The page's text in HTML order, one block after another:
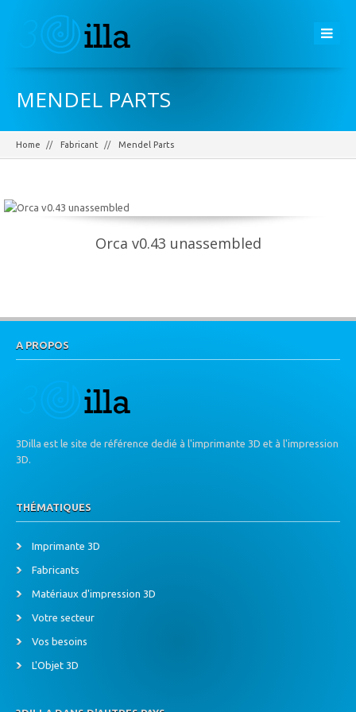
MENDEL PARTS
Home Fabricant Mendel Parts
Orca v0.43 unassembled
A PROPOS
3Dilla est le site de référence dedié à l'imprimante 3D et à l'impression
3D.
THÉMATIQUES
Imprimante 3D
Fabricants
Matériaux d'impression 3D
Votre secteur
Vos besoins
L'Objet 3D